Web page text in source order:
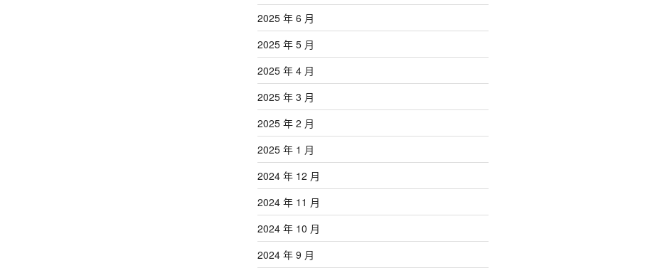
2025 年 6 月
2025 年 5 月
2025 年 4 月
2025 年 3 月
2025 年 2 月
2025 年 1 月
2024 年 12 月
2024 年 11 月
2024 年 10 月
2024 年 9 月